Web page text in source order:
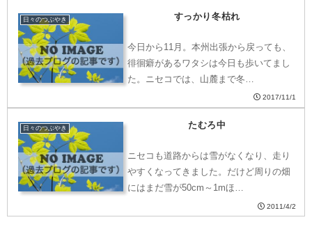
日々のつぶやき すっかり冬枯れ
今日から11月。本州出張から戻っても、
徘徊癖があるワタシは今日も歩いてまし
た。ニセコでは、山麓まで冬…
2017/11/1
日々のつぶやき たむろ中
ニセコも道路からは雪がなくなり、走り
やすくなってきました。だけど周りの畑
にはまだ雪が50cm～1mほ…
2011/4/2